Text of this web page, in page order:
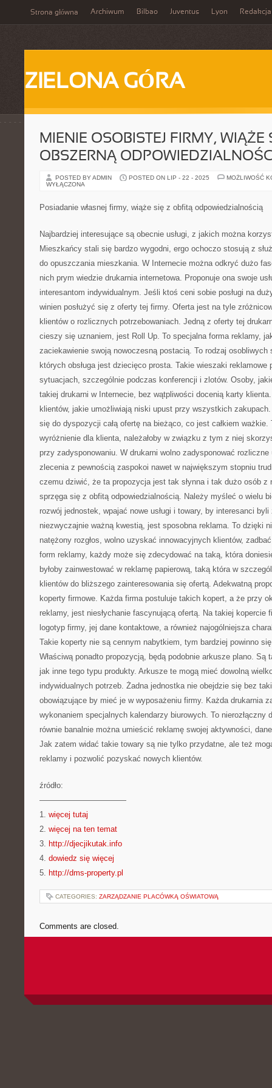
Strona główna Archiwum Bilbao Juventus Lyon Redakcja
ZIELONA GÓRA
MIENIE OSOBISTEJ FIRMY, WIĄŻE
OBSZERNĄ
POSTED BY ADMIN POSTED ON LIP - 22 - 2025
MOŻLIWOŚĆ
WYŁĄCZONA
Posiadanie własnej firmy, wiąże się z obfitą odpowiedzialnością
Najbardziej interesujące są obecnie usługi, z jakich można
Mieszkańcy stali się bardzo wygodni, ergo ochoczo stosują z
do opuszczania mieszkania. W Internecie można odkryć dużo
nich prym wiedzie drukarnia internetowa. Proponuje ona swoje
interesantom indywidualnym. Jeśli ktoś ceni sobie posługi na
winien posłużyć się z oferty tej firmy. Oferta jest na tyle
klientów o rozlicznych potrzebowaniach. Jedną z oferty tej
cieszy się uznaniem, jest Roll Up. To specjalna forma reklamy,
zaciekawienie swoją nowoczesną postacią. To rodzaj osobliwych
których obsługa jest dziecięco prosta. Takie wieszaki reklamowe
sytuacjach, szczególnie podczas konferencji i zlotów. Osoby,
takiej drukarni w Internecie, bez wątpliwości docenią karty
klientów, jakie umożliwiają niski upust przy wszystkich
się do dyspozycji całą ofertę na bieżąco, co jest całkiem
wyróżnienie dla klienta, należałoby w związku z tym z niej
przy zadysponowaniu. W drukarni wolno zadysponować rozliczne
zlecenia z pewnością zaspokoi nawet w największym stopniu
czemu dziwić, że ta propozycja jest tak słynna i tak dużo osób z
sprzęga się z obfitą odpowiedzialnością. Należy myśleć o wielu
rozwój jednostek, wpajać nowe usługi i towary, by interesanci
niezwyczajnie ważną kwestią, jest sposobna reklama. To dzięki
natężony rozgłos, wolno uzyskać innowacyjnych klientów,
form reklamy, każdy może się zdecydować na taką, która
byłoby zainwestować w reklamę papierową, taką która w
klientów do bliższego zainteresowania się ofertą. Adekwatną
koperty firmowe. Każda firma postuluje takich kopert, a że przy
reklamy, jest niesłychanie fascynującą ofertą. Na takiej kopercie
logotyp firmy, jej dane kontaktowe, a również najogólniejsza
Takie koperty nie są cennym nabytkiem, tym bardziej powinno
Właściwą ponadto propozycją, będą podobnie arkusze plano. Są
jak inne tego typu produkty. Arkusze te mogą mieć dowolną
indywidualnych potrzeb. Żadna jednostka nie obejdzie się bez
obowiązujące by mieć je w wyposażeniu firmy. Każda drukarnia
wykonaniem specjalnych kalendarzy biurowych. To nierozłączny
równie banalnie można umieścić reklamę swojej aktywności,
Jak zatem widać takie towary są nie tylko przydatne, ale też
reklamy i pozwolić pozyskać nowych klientów.
źródło:
———————————
1. więcej tutaj
2. więcej na ten temat
3. http://djecjikutak.info
4. dowiedz się więcej
5. http://dms-property.pl
CATEGORIES: ZARZĄDZANIE PLACÓWKĄ OŚWIATOWĄ
Comments are closed.